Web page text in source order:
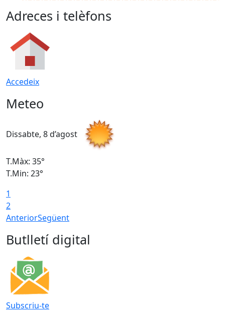
Adreces i telèfons
Accedeix
Meteo
Dissabte, 8 d’agost
T.Màx: 35°
T.Min: 23°
1
2
AnteriorSegüent
Butlletí digital
Subscriu-te